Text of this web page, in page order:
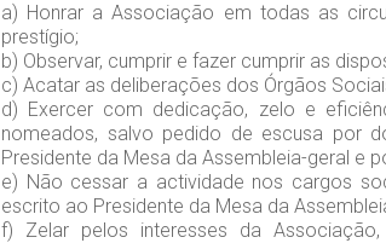
a) Honrar a Associação em todas as
prestígio;
b) Observar, cumprir e fazer cumprir as
c) Acatar as deliberações dos Órgãos
d) Exercer com dedicação, zelo e
nomeados, salvo pedido de escusa por
Presidente da Mesa da Assembleia-geral e
e) Não cessar a actividade nos cargos
escrito ao Presidente da Mesa da
f) Zelar pelos interesses da